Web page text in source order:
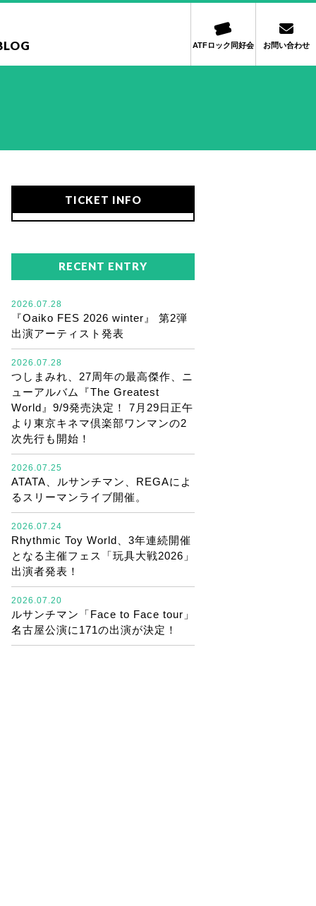
ATFロック同好会 お問い合わせ
TICKET INFO
RECENT ENTRY
2026.07.28
『Oaiko FES 2026 winter』 第2弾
出演アーティスト発表
2026.07.28
つしまみれ、27周年の最高傑作、ニ
ューアルバム『The Greatest
World』9/9発売決定！ 7月29日正午
より東京キネマ倶楽部ワンマンの2
次先行も開始！
2026.07.25
ATATA、ルサンチマン、REGAによ
るスリーマンライブ開催。
2026.07.24
Rhythmic Toy World、3年連続開催
となる主催フェス「玩具大戦2026」
出演者発表！
2026.07.20
ルサンチマン「Face to Face tour」
名古屋公演に171の出演が決定！